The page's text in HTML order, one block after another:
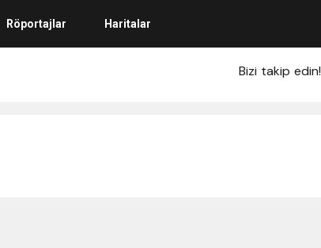
Röportajlar Haritalar
Bizi takip edin!